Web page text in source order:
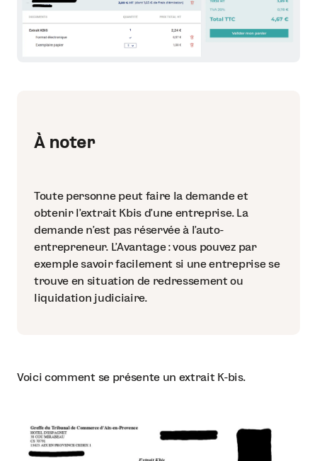
À noter
Toute personne peut faire la demande et
obtenir l'extrait Kbis d'une entreprise. La
demande n’est pas réservée à l’auto-
entrepreneur. L'Avantage : vous pouvez par
exemple savoir facilement si une entreprise se
trouve en situation de redressement ou
liquidation judiciaire.
Voici comment se présente un extrait K-bis.